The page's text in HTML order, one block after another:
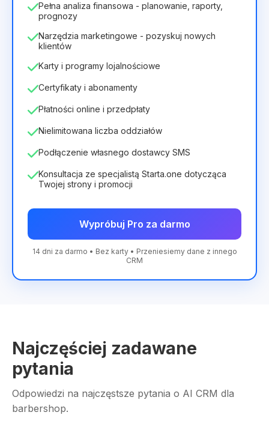
Pełna analiza finansowa - planowanie, raporty,
prognozy
Narzędzia marketingowe - pozyskuj nowych
klientów
Karty i programy lojalnościowe
Certyfikaty i abonamenty
Płatności online i przedpłaty
Nielimitowana liczba oddziałów
Podłączenie własnego dostawcy SMS
Konsultacja ze specjalistą Starta.one dotycząca
Twojej strony i promocji
Wypróbuj Pro za darmo
14 dni za darmo • Bez karty • Przeniesiemy dane z innego
CRM
Najczęściej zadawane
pytania
Odpowiedzi na najczęstsze pytania o AI CRM dla
barbershop.